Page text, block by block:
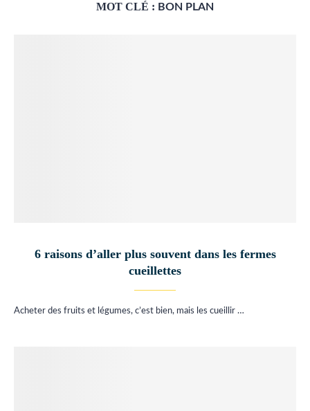
MOT CLÉ : BON PLAN
6 raisons d’aller plus souvent dans les fermes
cueillettes
Acheter des fruits et légumes, c’est bien, mais les cueillir …